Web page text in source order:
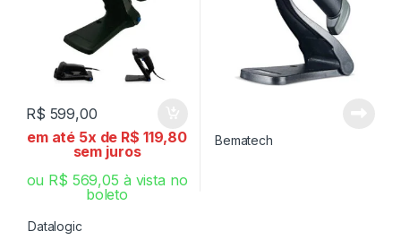
R$ 599,00
em até 5x de R$ 119,80
sem juros
ou R$ 569,05 à vista no
boleto
Datalogic
Bematech